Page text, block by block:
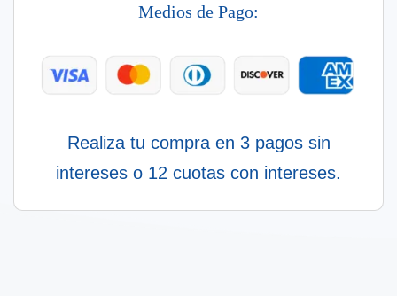
Medios de Pago:
Realiza tu compra en 3 pagos sin
intereses o 12 cuotas con intereses.